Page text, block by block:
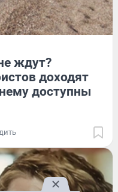
ждут?
доходят
доступны